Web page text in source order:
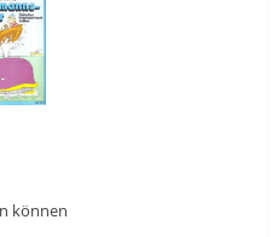
können